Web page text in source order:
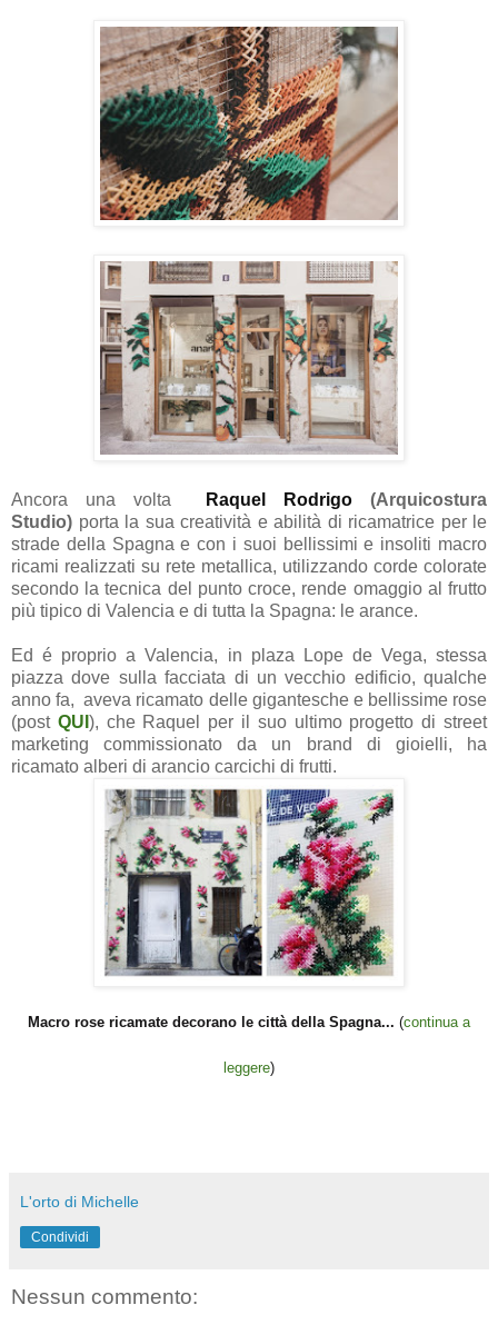
Ancora una volta Raquel Rodrigo (Arquicostura
Studio) porta la sua creatività e abilità di ricamatrice per le
strade della Spagna e con i suoi bellissimi e insoliti macro
ricami realizzati su rete metallica, utilizzando corde colorate
secondo la tecnica del punto croce, rende omaggio al frutto
più tipico di Valencia e di tutta la Spagna: le arance.
Ed é proprio a Valencia, in plaza Lope de Vega, stessa
piazza dove sulla facciata di un vecchio edificio, qualche
anno fa, aveva ricamato delle gigantesche e bellissime rose
(post QUI ), che Raquel per il suo ultimo progetto di street
marketing commissionato da un brand di gioielli, ha
ricamato alberi di arancio carcichi di frutti.
Macro rose ricamate decorano le città della Spagna... (continua a
leggere)
L'orto di Michelle
Condividi
Nessun commento: